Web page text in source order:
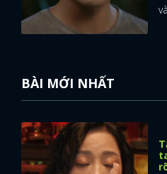
BÀI MỚI NHẤT